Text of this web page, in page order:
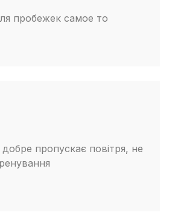
пробежек самое то
пропускає повітря, не